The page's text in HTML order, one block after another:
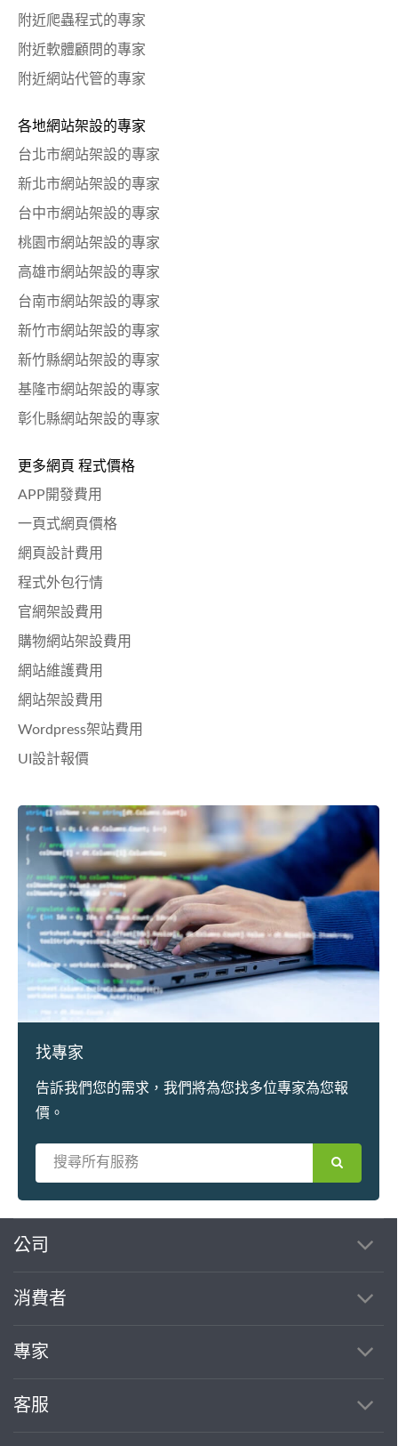
附近爬蟲程式的專家
附近軟體顧問的專家
附近網站代管的專家
各地網站架設的專家
台北市網站架設的專家
新北市網站架設的專家
台中市網站架設的專家
桃園市網站架設的專家
高雄市網站架設的專家
台南市網站架設的專家
新竹市網站架設的專家
新竹縣網站架設的專家
基隆市網站架設的專家
彰化縣網站架設的專家
更多網頁 程式價格
APP開發費用
一頁式網頁價格
網頁設計費用
程式外包行情
官網架設費用
購物網站架設費用
網站維護費用
網站架設費用
Wordpress架站費用
UI設計報價
找專家
告訴我們您的需求，我們將為您找多位專家為您報
價。
公司
消費者
專家
客服
繼續完成